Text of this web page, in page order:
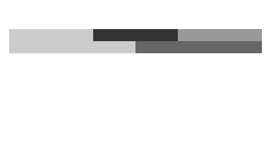
登山鞋 Gore-Tex
登山杖 滑雪護具